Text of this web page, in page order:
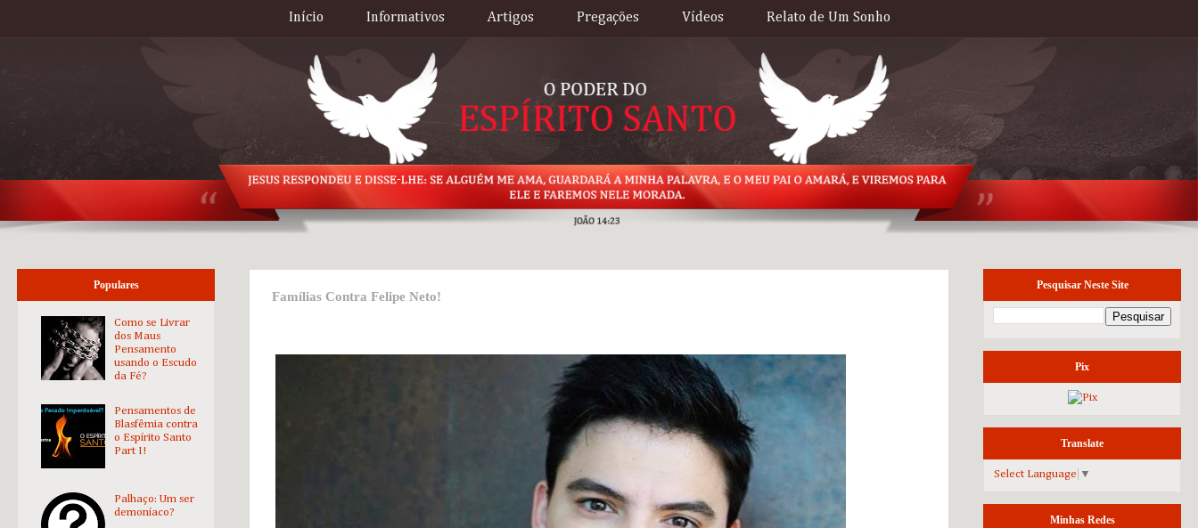
Início Informativos Artigos Pregações Vídeos Relato de Um Sonho
Famílias Contra Felipe Neto!
Populares
Como se Livrar
dos Maus
Pensamento
usando o Escudo
da Fé?
Pensamentos de
Blasfêmia contra
o Espírito Santo
Part I!
Palhaço: Um ser
demoníaco?
Pesquisar Neste Site
Pix
Translate
Select Language ▼
Minhas Redes